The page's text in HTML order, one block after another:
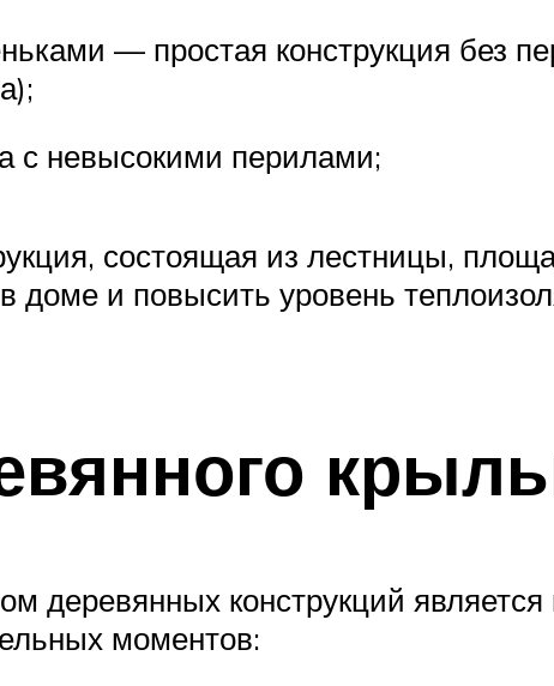
— простая конструкция без
с невысокими перилами;
состоящая из лестницы,
доме и повысить уровень
деревянных конструкций является
моментов: